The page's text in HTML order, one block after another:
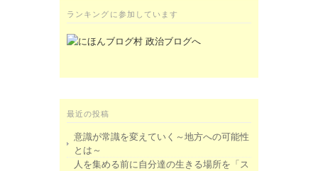
ランキングに参加しています
最近の投稿
意識が常識を変えていく～地方への可能性
とは～
人を集める前に自分達の生きる場所を「ス